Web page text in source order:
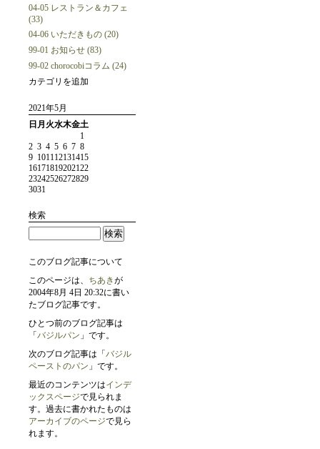
04-05 レストラン＆カフェ
(33)
04-06 いただきもの (20)
99-01 お知らせ (83)
99-02 chorocobiコラム (24)
カテゴリを追加
2021年5月
日 月 火水木金土
1
2 3 4 5 6 7 8
9 1011 12131415
16171819202122
23242526272829
3031
検索
このブログ記事について
このページは、 ちあきが
2004年8月 4日 20:32に書い
たブログ記事です。
ひとつ前のブログ記事は
「バジルパン 」です。
次のブログ記事は「バジル
ペーストのパン 」です。
最近のコンテンツはインデ
ックスページで見られま
す。過去に書かれたものは
アーカイブのページで見ら
れます。